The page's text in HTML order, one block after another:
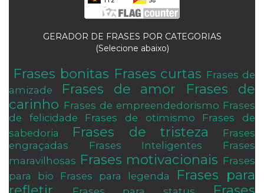
GERADOR DE FRASES POR CATEGORIAS
(Selecione abaixo)
Frases bonitas Frases curtas Frases de
amizade
Frases de amor
Frases de
carinho Frases de empreendedorismo Frases
de felicidade
Frases de otimismo
Frases de
sabedoria
Frases de tristeza
Frases
engraçadas
Frases Inteligentes
Frases
maravilhosas Frases motivacionais Frases
para bio
Frases para legenda
Frases para